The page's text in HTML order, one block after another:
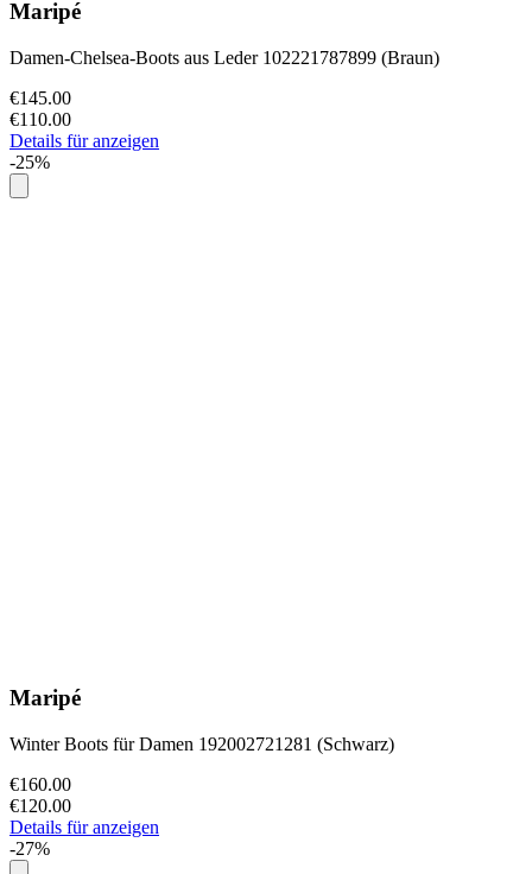
Maripé
Damen-Chelsea-Boots aus Leder 102221787899 (Braun)
€145.00
€110.00
Details für anzeigen
-25%
Maripé
Winter Boots für Damen 192002721281 (Schwarz)
€160.00
€120.00
Details für anzeigen
-27%